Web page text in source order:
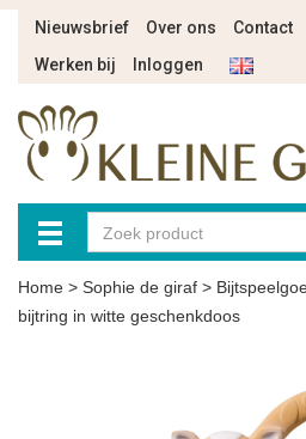
Nieuwsbrief Over ons Contact
Werken bij
Inloggen
Home > Sophie de giraf >
bijtring in witte geschenkdoos